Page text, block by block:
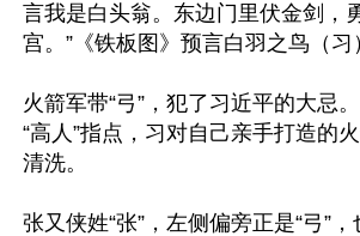
言我是白头翁。东边门里伏金剑，
宫。”《铁板图》预言白羽之鸟（习
火箭军带“弓”，犯了习近平的大忌
“高人”指点，习对自己亲手打造的
清洗。
张又侠姓“张”，左侧偏旁正是“弓”